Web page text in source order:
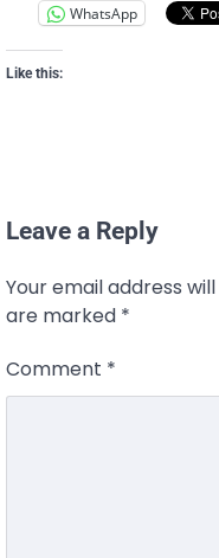
WhatsApp
Like this:
Leave a Reply
Your email address
are marked *
Comment *